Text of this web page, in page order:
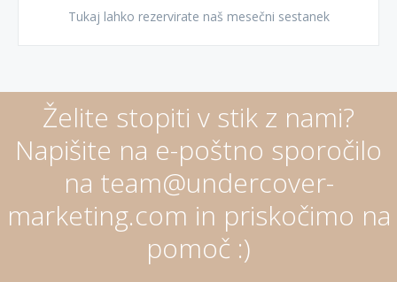
Tukaj lahko rezervirate naš mesečni sestanek
Želite stopiti v stik z nami?
Napišite na e-poštno sporočilo
na team@undercover-
marketing.com in priskočimo na
pomoč :)